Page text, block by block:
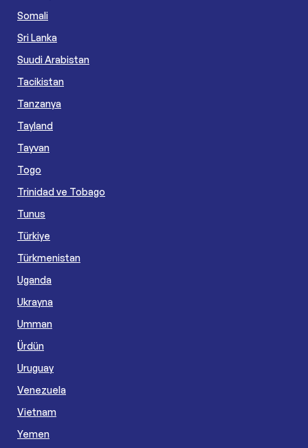
Somali
Sri Lanka
Suudi Arabistan
Tacikistan
Tanzanya
Tayland
Tayvan
Togo
Trinidad ve Tobago
Tunus
Türkiye
Türkmenistan
Uganda
Ukrayna
Umman
Ürdün
Uruguay
Venezuela
Vietnam
Yemen